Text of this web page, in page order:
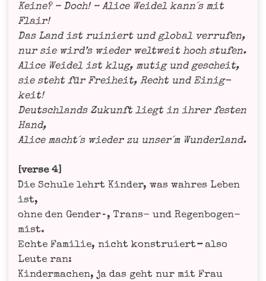
Kei­ne? – Doch! – Ali­ce Wei­del kann´s mit
Flair!
Das Land ist rui­niert und glo­bal ver­ru­fen,
nur sie wird’s wie­der welt­weit hoch stu­fen.
Ali­ce Wei­del ist klug, mutig und gescheit,
sie steht für Frei­heit, Recht und Einig­
keit!
Deutsch­lands Zukunft liegt in ihrer fes­ten
Hand,
Ali­ce macht´s wie­der zu unser´m Wunderland.
[ver­se 4]
Die Schu­le lehrt Kin­der, was wah­res Leben
ist,
ohne den Gender‑, Trans- und Regen­bo­gen­
mist.
Ech­te Fami­lie, nicht kon­stru­iert–also
Leu­te ran:
Kin­der­ma­chen, ja das geht nur mit Frau